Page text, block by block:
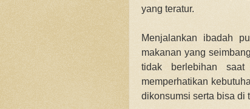
yang teratur.
Menjalankan ibadah
makanan yang
tidak berlebihan
memperhatikan
dikonsumsi serta bisa di